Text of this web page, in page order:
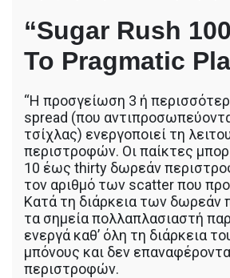
“Sugar Rush
Το Pragmatic
“Η προσγείωση 3 ή
spread (που
τσίχλας) ενεργοποιεί τη
περιστροφών. Οι παίκτες
10 έως thirty δωρεάν
τον αριθμό των scatter που
Κατά τη διάρκεια των δωρεάν
τα σημεία πολλαπλασιαστή
ενεργά καθ’ όλη τη διάρκεια
μπόνους και δεν
περιστροφών.